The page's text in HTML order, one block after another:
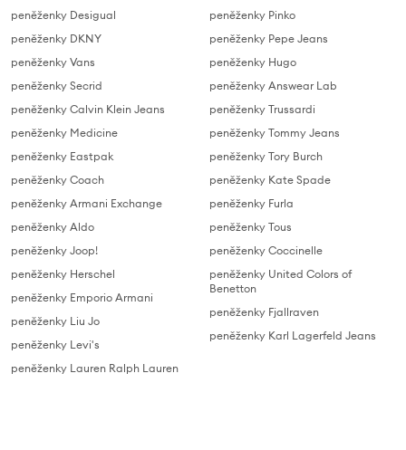
peněženky Desigual
peněženky DKNY
peněženky Vans
peněženky Secrid
peněženky Calvin Klein Jeans
peněženky Medicine
peněženky Eastpak
peněženky Coach
peněženky Armani Exchange
peněženky Aldo
peněženky Joop!
peněženky Herschel
peněženky Emporio Armani
peněženky Liu Jo
peněženky Levi's
peněženky Lauren Ralph Lauren
peněženky Pinko
peněženky Pepe Jeans
peněženky Hugo
peněženky Answear Lab
peněženky Trussardi
peněženky Tommy Jeans
peněženky Tory Burch
peněženky Kate Spade
peněženky Furla
peněženky Tous
peněženky Coccinelle
peněženky United Colors of
Benetton
peněženky Fjallraven
peněženky Karl Lagerfeld Jeans